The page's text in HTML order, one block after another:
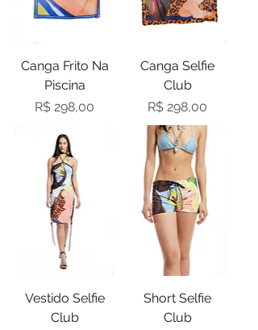
Canga Frito Na
Piscina
Preço
R$ 298,00
Canga Selfie
Club
Preço
R$ 298,00
Vestido Selfie
Club
Short Selfie
Club